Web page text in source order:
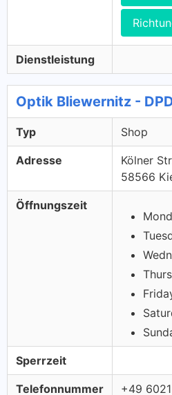
Dienstleistung
Optik Bliewernitz -
Typ Shop
Adresse
Kölner
58566
Öffnungszeit
Sperrzeit
Telefonnummer +49